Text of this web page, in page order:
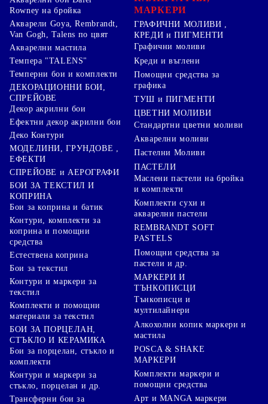
Rowney на бройка
Акварели Goya, Rembrandt,
Van Gogh, Talens по цвят
Акварелни мастила
Темпера "TALENS"
Темперни бои и комплекти
ДЕКОРАЦИОННИ БОИ,
СПРЕЙОВЕ
Декор акрилни бои
Ефектни декор акрилни бои
Деко Контури
МОДЕЛИНИ, ГРУНДОВЕ ,
ЕФЕКТИ
СПРЕЙОВЕ и АЕРОГРАФИ
БОИ ЗА ТЕКСТИЛ И
КОПРИНА
Бои за коприна и батик
Контури, комплекти за
коприна и помощни
средства
Естествена коприна
Бои за текстил
Контури и маркери за
текстил
Комплекти и помощни
материали за текстил
БОИ ЗА ПОРЦЕЛАН,
СТЪКЛО И КЕРАМИКА
Бои за порцелан, стъкло и
комплекти
Контури и маркери за
стъкло, порцелан и др.
Трансферни бои за
МАРКЕРИ
ГРАФИЧНИ МОЛИВИ ,
КРЕДИ и ПИГМЕНТИ
Графични моливи
Креди и въглени
Помощни средства за
графика
ТУШ и ПИГМЕНТИ
ЦВЕТНИ МОЛИВИ
Стандартни цветни моливи
Акварелни моливи
Пастелни Моливи
ПАСТЕЛИ
Маслени пастели на бройка
и комплекти
Комплекти сухи и
акварелни пастели
REMBRANDT SOFT
PASTELS
Помощни средства за
пастели и др.
МАРКЕРИ И
ТЪНКОПИСЦИ
Тънкописци и
мултилайнери
Алкохолни копик маркери и
мастила
POSCA & SHAKE
МАРКЕРИ
Комплекти маркери и
помощни средства
Арт и MANGA маркери